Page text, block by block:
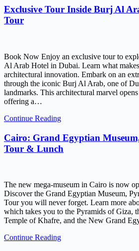
Exclusive Tour Inside Burj Al
Tour
Book Now Enjoy an exclusive tour to
Al Arab Hotel in Dubai. Learn what
architectural innovation. Embark on an
through the iconic Burj Al Arab, one of
landmarks. This architectural marvel
offering a…
Continue Reading
Cairo: Grand Egyptian
Tour & Lunch
The new mega-museum in Cairo is now
Discover the Grand Egyptian Museum,
Tour you will never forget. Learn more
which takes you to the Pyramids of Giza,
Temple of Khafre, and the New Grand
Continue Reading